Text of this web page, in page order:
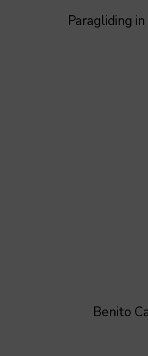
Paragliding
Benito